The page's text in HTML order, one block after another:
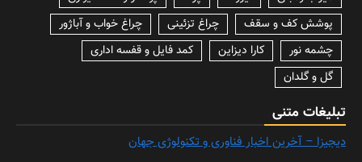
پوشش کف و سقف
چراغ تزئینی
چراغ خواب و آباژور
چشمه نور
کارا دیزاین
کمد فایل و قفسه اداری
گل و گلدان
تبلیغات متنی
دیجیزا – آخرین اخبار فناوری و تکنولوژی جهان